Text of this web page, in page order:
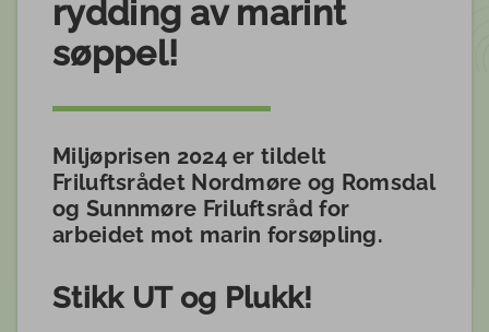
rydding av marint
søppel!
Miljøprisen 2024 er tildelt
Friluftsrådet Nordmøre og Romsdal
og Sunnmøre Friluftsråd for
arbeidet mot marin forsøpling.
Stikk UT og Plukk!